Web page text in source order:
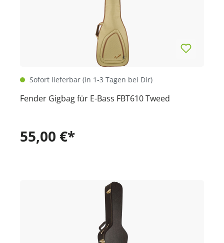
Sofort lieferbar (in 1-3 Tagen bei Dir)
Fender Gigbag für E-Bass FBT610 Tweed
55,00 €*